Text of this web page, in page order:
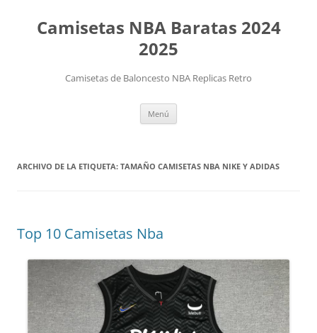
Camisetas NBA Baratas 2024
2025
Camisetas de Baloncesto NBA Replicas Retro
Menú
ARCHIVO DE LA ETIQUETA: TAMAÑO CAMISETAS NBA NIKE Y ADIDAS
Top 10 Camisetas Nba